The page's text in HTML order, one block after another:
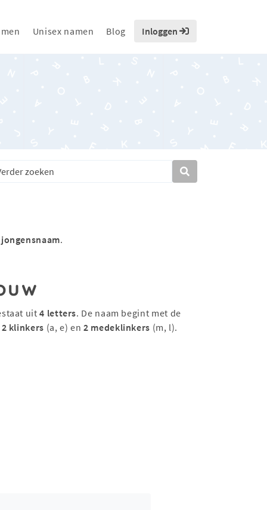
Unisex namen Blog Inloggen
jongensnaam.
uit4 letters. De naam begint met de
2 klinkers (a, e) en2 medeklinkers (m, l).